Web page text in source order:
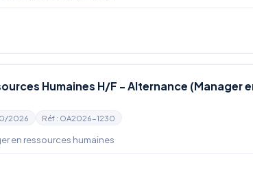
Humaines H/F - Alternance (Manager
2026 Réf : OA2026-1230
en ressources humaines